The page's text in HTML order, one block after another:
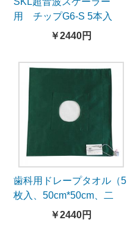
用 チップG6-S 5本入
￥2440円
歯科用ドレープタオル（5
枚入、50cm*50cm、二
￥2440円